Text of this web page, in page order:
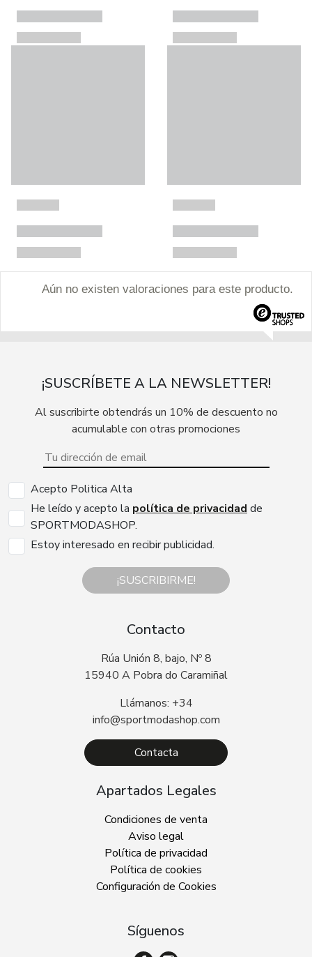
Aún no existen valoraciones para este producto.
¡SUSCRÍBETE A LA NEWSLETTER!
Al suscribirte obtendrás un 10% de descuento no
acumulable con otras promociones
Acepto Politica Alta
He leído y acepto la política de privacidad de
SPORTMODASHOP.
Estoy interesado en recibir publicidad.
¡SUSCRIBIRME!
Contacto
Rúa Unión 8, bajo, Nº 8
15940 A Pobra do Caramiñal
Llámanos: +34
info@sportmodashop.com
Contacta
Apartados Legales
Condiciones de venta
Aviso legal
Política de privacidad
Política de cookies
Configuración de Cookies
Síguenos